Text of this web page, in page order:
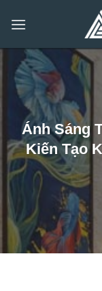
qua
dung
Ánh Sáng
Kiến Tạo